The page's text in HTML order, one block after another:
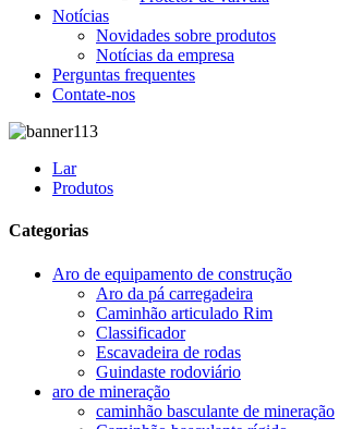
Notícias
Novidades sobre produtos
Notícias da empresa
Perguntas frequentes
Contate-nos
Lar
Produtos
Categorias
Aro de equipamento de construção
Aro da pá carregadeira
Caminhão articulado Rim
Classificador
Escavadeira de rodas
Guindaste rodoviário
aro de mineração
caminhão basculante de mineração